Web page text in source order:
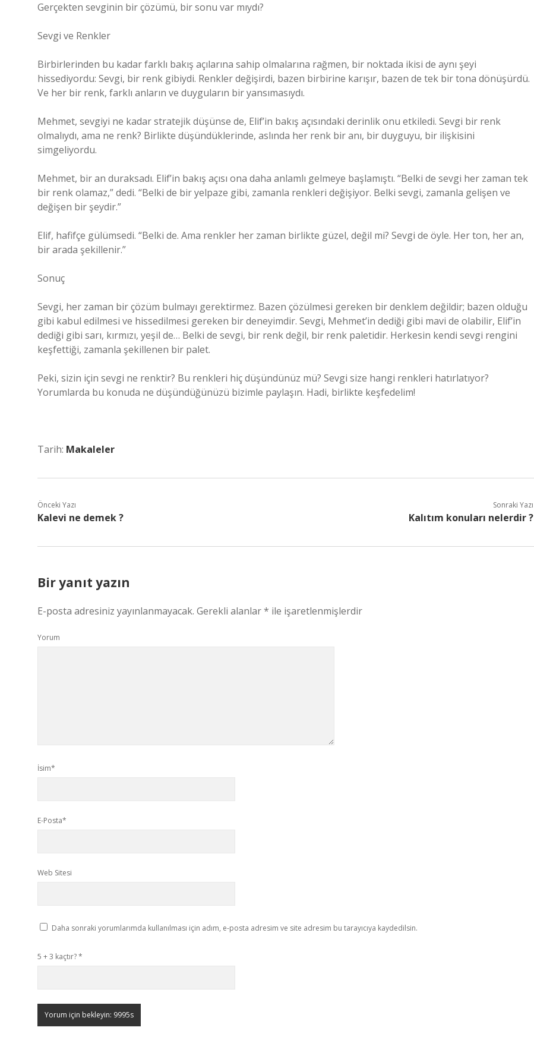
Gerçekten sevginin bir çözümü, bir sonu var mıydı?
Sevgi ve Renkler
Birbirlerinden bu kadar farklı bakış açılarına sahip olmalarına rağmen, bir noktada ikisi de aynı şeyi
hissediyordu: Sevgi, bir renk gibiydi. Renkler değişirdi, bazen birbirine karışır, bazen de tek bir tona dönüşürdü.
Ve her bir renk, farklı anların ve duyguların bir yansımasıydı.
Mehmet, sevgiyi ne kadar stratejik düşünse de, Elif’in bakış açısındaki derinlik onu etkiledi. Sevgi bir renk
olmalıydı, ama ne renk? Birlikte düşündüklerinde, aslında her renk bir anı, bir duyguyu, bir ilişkisini
simgeliyordu.
Mehmet, bir an duraksadı. Elif’in bakış açısı ona daha anlamlı gelmeye başlamıştı. “Belki de sevgi her zaman tek
bir renk olamaz,” dedi. “Belki de bir yelpaze gibi, zamanla renkleri değişiyor. Belki sevgi, zamanla gelişen ve
değişen bir şeydir.”
Elif, hafifçe gülümsedi. “Belki de. Ama renkler her zaman birlikte güzel, değil mi? Sevgi de öyle. Her ton, her an,
bir arada şekillenir.”
Sonuç
Sevgi, her zaman bir çözüm bulmayı gerektirmez. Bazen çözülmesi gereken bir denklem değildir; bazen olduğu
gibi kabul edilmesi ve hissedilmesi gereken bir deneyimdir. Sevgi, Mehmet’in dediği gibi mavi de olabilir, Elif’in
dediği gibi sarı, kırmızı, yeşil de… Belki de sevgi, bir renk değil, bir renk paletidir. Herkesin kendi sevgi rengini
keşfettiği, zamanla şekillenen bir palet.
Peki, sizin için sevgi ne renktir? Bu renkleri hiç düşündünüz mü? Sevgi size hangi renkleri hatırlatıyor?
Yorumlarda bu konuda ne düşündüğünüzü bizimle paylaşın. Hadi, birlikte keşfedelim!
Tarih: Makaleler
Önceki Yazı
Kalevi ne demek ?
Sonraki Yazı
Kalıtım konuları nelerdir ?
Bir yanıt yazın
E-posta adresiniz yayınlanmayacak. Gerekli alanlar* ile işaretlenmişlerdir
Yorum
İsim*
E-Posta*
Web Sitesi
Daha sonraki yorumlarımda kullanılması için adım, e-posta adresim ve site adresim bu tarayıcıya kaydedilsin.
5 + 3 kaçtır?*